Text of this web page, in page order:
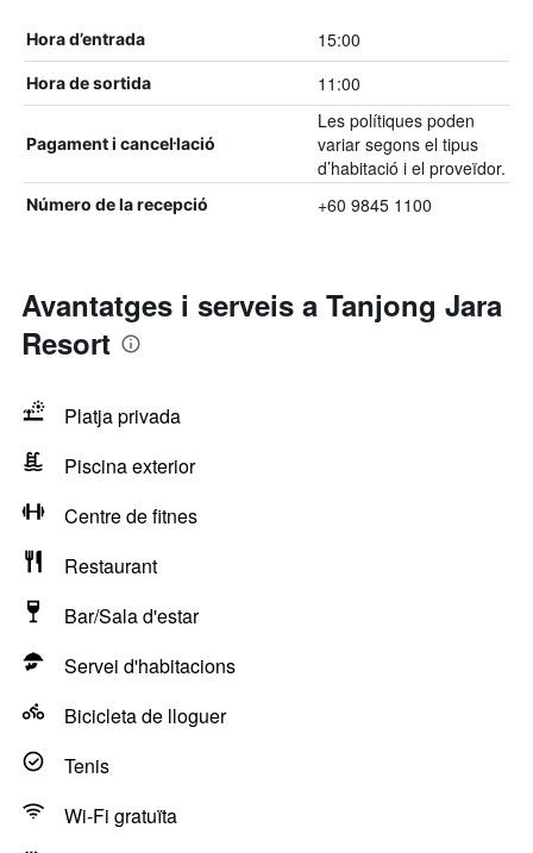
Hora d’entrada 15:00
Hora de sortida 11:00
Pagament i cancel·lació
Les polítiques poden
variar segons el tipus
d’habitació i el proveïdor.
Número de la recepció +60 9845 1100
Avantatges i serveis a Tanjong Jara
Resort
Platja privada
Piscina exterior
Centre de fitnes
Restaurant
Bar/Sala d'estar
Servei d'habitacions
Bicicleta de lloguer
Tenis
Wi-Fi gratuïta